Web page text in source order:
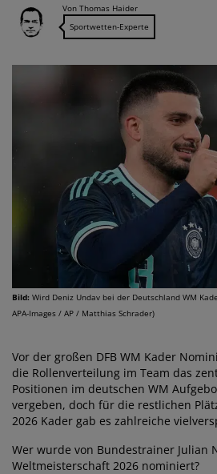
Von Thomas Haider
Sportwetten-Experte
Bild: Wird Deniz Undav bei der Deutschland WM
APA-Images / AP / Matthias Schrader)
Vor der großen DFB WM Kader
die Rollenverteilung im Team das
Positionen im deutschen WM
vergeben, doch für die restlichen
2026 Kader gab es zahlreiche
Wer wurde von Bundestrainer Julian
Weltmeisterschaft 2026 nominiert?